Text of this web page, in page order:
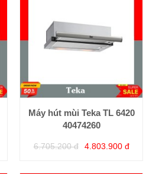
Máy hút mùi Teka TL 6420
40474260
6.705.200 đ 4.803.900 đ